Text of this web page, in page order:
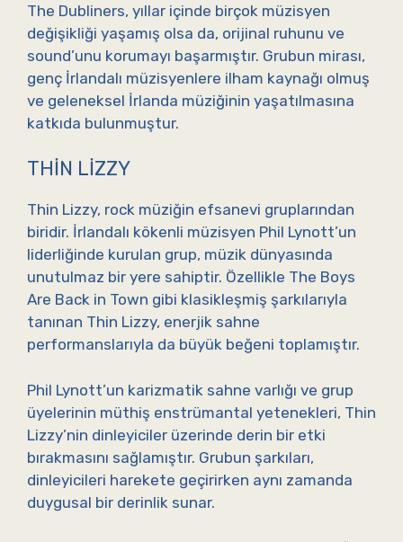
The Dubliners, yıllar içinde birçok müzisyen
değişikliği yaşamış olsa da, orijinal ruhunu ve
sound’unu korumayı başarmıştır. Grubun mirası,
genç İrlandalı müzisyenlere ilham kaynağı olmuş
ve geleneksel İrlanda müziğinin yaşatılmasına
katkıda bulunmuştur.
THIN LIZZY
Thin Lizzy, rock müziğin efsanevi gruplarından
biridir. İrlandalı kökenli müzisyen Phil Lynott’un
liderliğinde kurulan grup, müzik dünyasında
unutulmaz bir yere sahiptir. Özellikle The Boys
Are Back in Town gibi klasikleşmiş şarkılarıyla
tanınan Thin Lizzy, enerjik sahne
performanslarıyla da büyük beğeni toplamıştır.
Phil Lynott’un karizmatik sahne varlığı ve grup
üyelerinin müthiş enstrümantal yetenekleri, Thin
Lizzy’nin dinleyiciler üzerinde derin bir etki
bırakmasını sağlamıştır. Grubun şarkıları,
dinleyicileri harekete geçirirken aynı zamanda
duygusal bir derinlik sunar.